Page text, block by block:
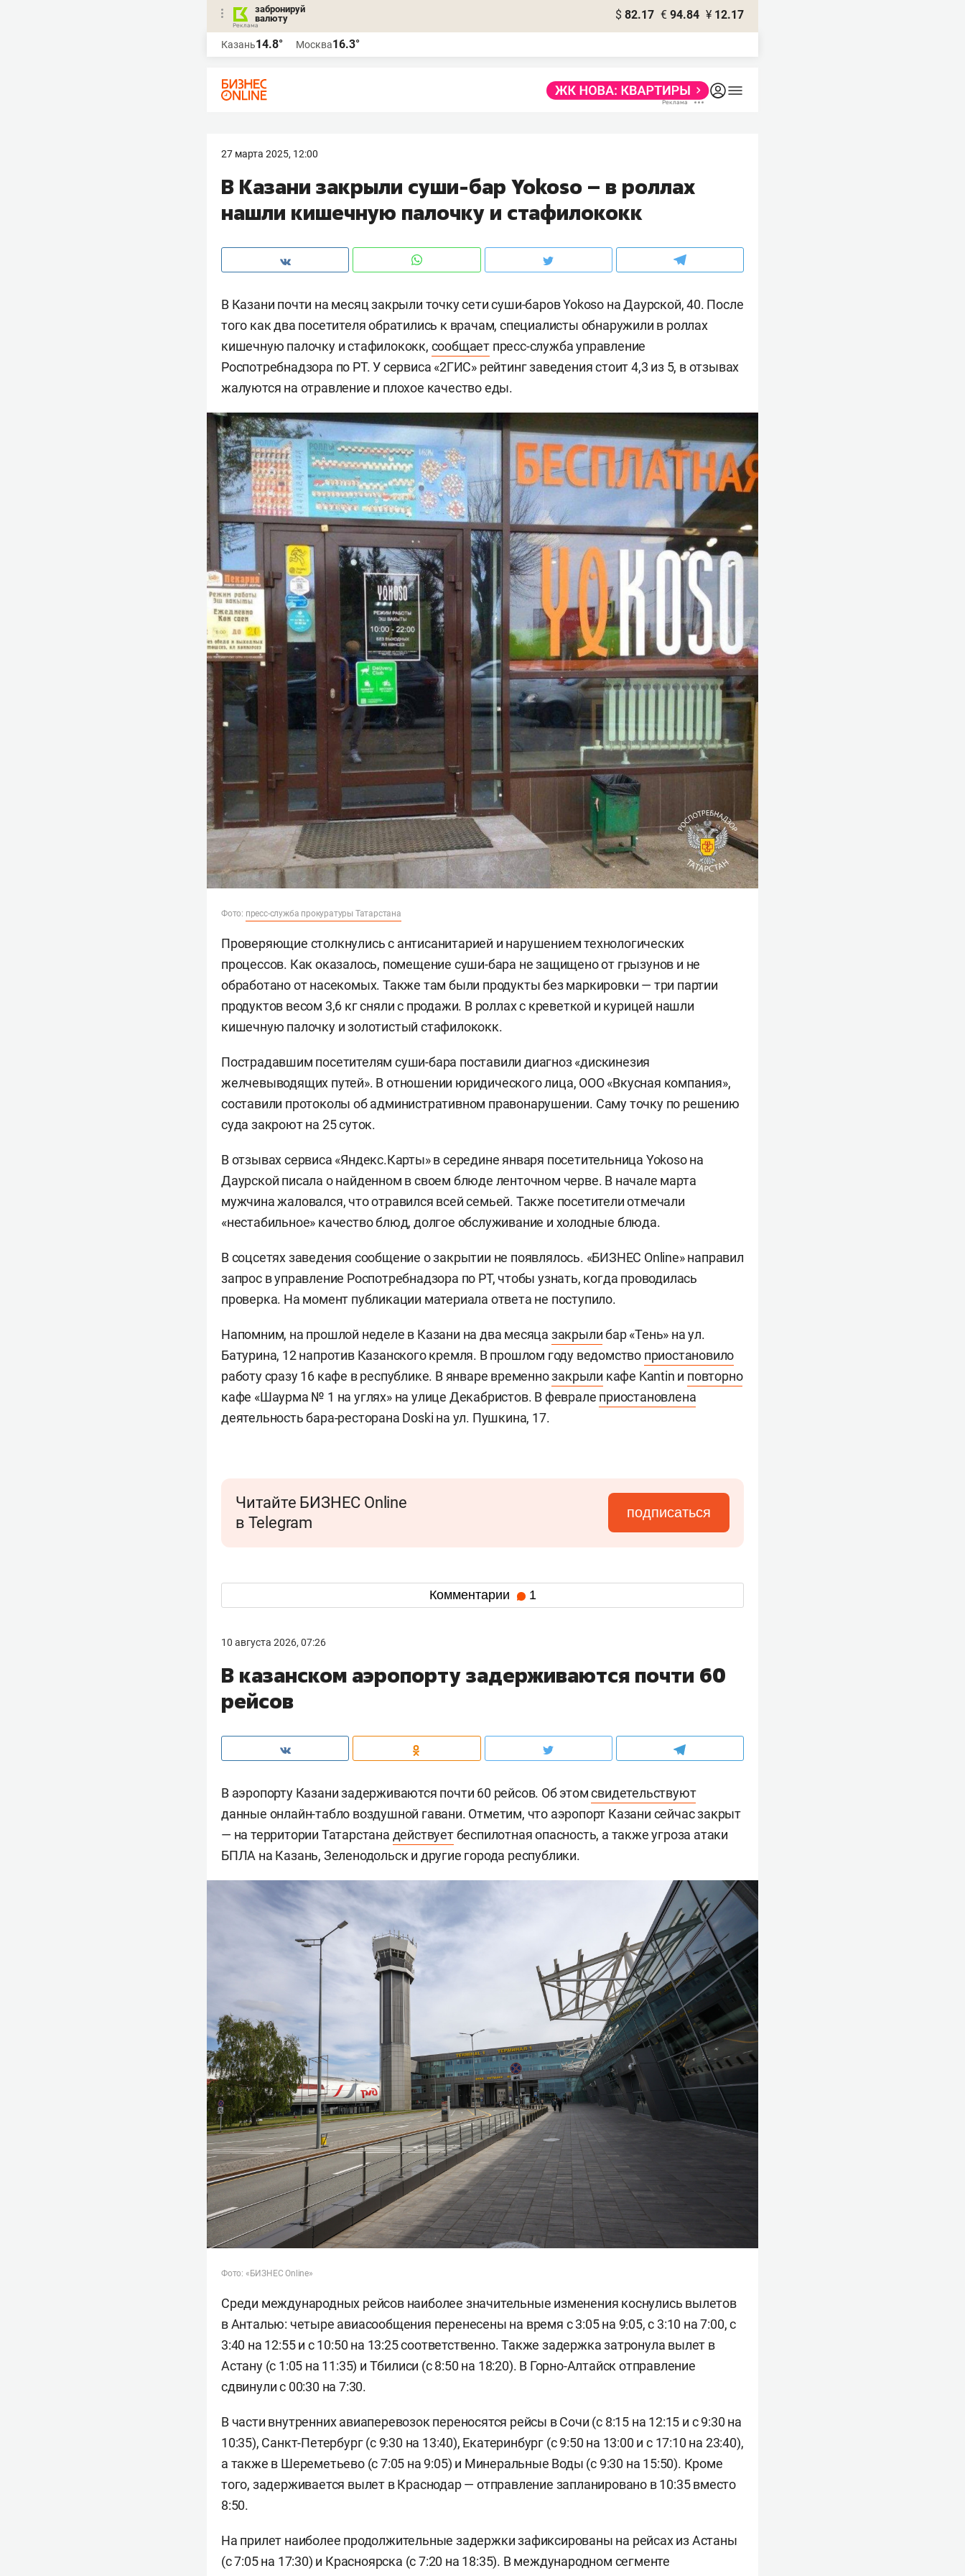
забронируй
валюту
$ 82.17 € 94.84 ¥ 12.17
Казань14.8° Москва16.3°
27 марта 2025, 12:00
В Казани закрыли суши-бар Yokoso – в роллах
нашли кишечную палочку и стафилококк
В Казани почти на месяц закрыли точку сети суши-баров Yokoso на Даурской, 40. После
того как два посетителя обратились к врачам, специалисты обнаружили в роллах
кишечную палочку и стафилококк, сообщает пресс-служба управление
Роспотребнадзора по РТ. У сервиса «2ГИС» рейтинг заведения стоит 4,3 из 5, в отзывах
жалуются на отравление и плохое качество еды.
Фото: пресс-служба прокуратуры Татарстана
Проверяющие столкнулись с антисанитарией и нарушением технологических
процессов. Как оказалось, помещение суши-бара не защищено от грызунов и не
обработано от насекомых. Также там были продукты без маркировки — три партии
продуктов весом 3,6 кг сняли с продажи. В роллах с креветкой и курицей нашли
кишечную палочку и золотистый стафилококк.
Пострадавшим посетителям суши-бара поставили диагноз «дискинезия
желчевыводящих путей». В отношении юридического лица, ООО «Вкусная компания»,
составили протоколы об административном правонарушении. Саму точку по решению
суда закроют на 25 суток.
В отзывах сервиса «Яндекс.Карты» в середине января посетительница Yokoso на
Даурской писала о найденном в своем блюде ленточном черве. В начале марта
мужчина жаловался, что отравился всей семьей. Также посетители отмечали
«нестабильное» качество блюд, долгое обслуживание и холодные блюда.
В соцсетях заведения сообщение о закрытии не появлялось. «БИЗНЕС Online» направил
запрос в управление Роспотребнадзора по РТ, чтобы узнать, когда проводилась
проверка. На момент публикации материала ответа не поступило.
Напомним, на прошлой неделе в Казани на два месяца закрылибар «Тень» на ул.
Батурина, 12 напротив Казанского кремля. В прошлом году ведомство приостановило
работу сразу 16 кафе в республике. В январе временнозакрыли кафе Kantin и повторно
кафе «Шаурма № 1 на углях» на улице Декабристов. В феврале приостановлена
деятельность бара-ресторана Doski на ул. Пушкина, 17.
Читайте БИЗНЕС Online
в Telegram
подписаться
Комментарии 1
10 августа 2026, 07:26
В казанском аэропорту задерживаются почти 60
рейсов
В аэропорту Казани задерживаются почти 60 рейсов. Об этомсвидетельствуют
данные онлайн-табло воздушной гавани. Отметим, что аэропорт Казани сейчас закрыт
— на территории Татарстана действуетбеспилотная опасность, а также угроза атаки
БПЛА на Казань, Зеленодольск и другие города республики.
Фото: «БИЗНЕС Online»
Среди международных рейсов наиболее значительные изменения коснулись вылетов
в Анталью: четыре авиасообщения перенесены на время с 3:05 на 9:05, с 3:10 на 7:00, с
3:40 на 12:55 и с 10:50 на 13:25 соответственно. Также задержка затронула вылет в
Астану (с 1:05 на 11:35) и Тбилиси (с 8:50 на 18:20). В Горно-Алтайск отправление
сдвинули с 00:30 на 7:30.
В части внутренних авиаперевозок переносятся рейсы в Сочи (с 8:15 на 12:15 и с 9:30 на
10:35), Санкт-Петербург (с 9:30 на 13:40), Екатеринбург (с 9:50 на 13:00 и с 17:10 на 23:40),
а также в Шереметьево (с 7:05 на 9:05) и Минеральные Воды (с 9:30 на 15:50). Кроме
того, задерживается вылет в Краснодар — отправление запланировано в 10:35 вместо
8:50.
На прилет наиболее продолжительные задержки зафиксированы на рейсах из Астаны
(с 7:05 на 17:30) и Красноярска (с 7:20 на 18:35). В международном сегменте